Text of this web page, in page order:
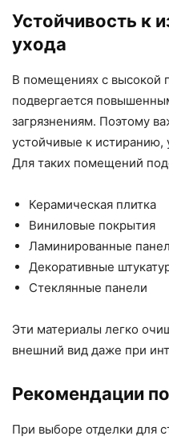
Устойчивость к
ухода
В помещениях с высокой
подвергается
загрязнениям. Поэтому
устойчивые к истиранию,
Для таких помещений
Керамическая плитка
Виниловые покрытия
Ламинированные
Декоративные
Стеклянные панели
Эти материалы легко
внешний вид даже при
Рекомендации
При выборе отделки для